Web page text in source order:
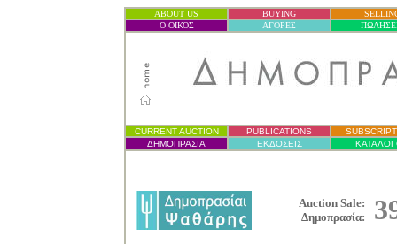
ABOUT US BUYING
Ο ΟΙΚΟΣ
ΑΓΟΡΕΣ
CURRENT AUCTION PUBLICATIONS
ΔΗΜΟΠΡΑΣΙΑ ΕΚΔΟΣΕΙΣ
Auction Sale:
Δημοπρασία: